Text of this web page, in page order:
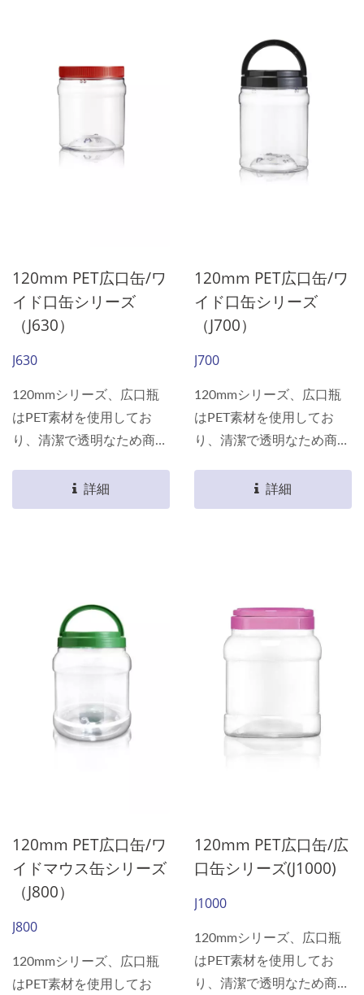
120mm PET広口缶/ワ
イド口缶シリーズ
（J630）
J630
120mmシリーズ、広口瓶
はPET素材を使用してお
り、清潔で透明なため商品
す。 軽量であるため、消
費者が持ち運ぶ際にさらに
を瓶に包装できます。
詳細
120mm PET広口缶/ワ
イド口缶シリーズ
（J700）
J700
120mmシリーズ、広口瓶
はPET素材を使用してお
り、清潔で透明なため商品
す。 軽量であるため、消
費者が持ち運ぶ際にさらに
を瓶に包装できます。
詳細
120mm PET広口缶/ワ
イドマウス缶シリーズ
（J800）
J800
120mmシリーズ、広口瓶
はPET素材を使用してお
120mm PET広口缶/広
口缶シリーズ(J1000)
J1000
120mmシリーズ、広口瓶
はPET素材を使用してお
り、清潔で透明なため商品